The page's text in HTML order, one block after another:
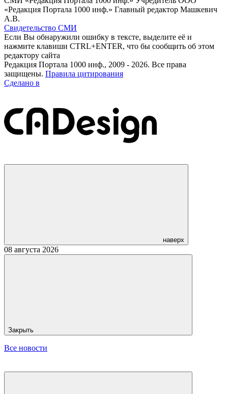
«Редакция Портала 1000 инф.» Главный редактор Машкевич
А.В.
Свидетельство СМИ
Если Вы обнаружили ошибку в тексте, выделите её и
нажмите клавиши CTRL+ENTER, что бы сообщить об этом
редактору сайта
Редакция Портала 1000 инф., 2009 - 2026. Все права
защищены. Правила цитирования
Сделано в
наверх
08 августа 2026
Закрыть
Все новости